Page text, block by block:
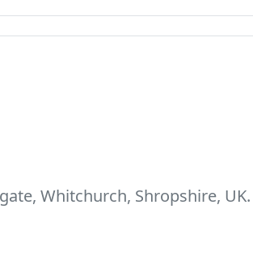
Whitchurch, Shropshire, UK.